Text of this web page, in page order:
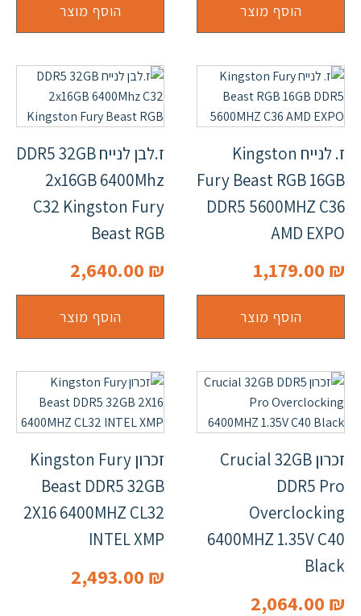
הוסף מוצר הוסף מוצר
ז. לנייח Kingston
Fury Beast RGB 16GB
DDR5 5600MHZ C36
AMD EXPO
1,179.00 ₪
הוסף מוצר
ז.לבן לנייח DDR5 32GB
2x16GB 6400Mhz
C32 Kingston Fury
Beast RGB
2,640.00 ₪
הוסף מוצר
זכרון Crucial 32GB
DDR5 Pro
Overclocking
6400MHZ 1.35V C40
Black
2,064.00 ₪
זכרון Kingston Fury
Beast DDR5 32GB
2X16 6400MHZ CL32
INTEL XMP
2,493.00 ₪